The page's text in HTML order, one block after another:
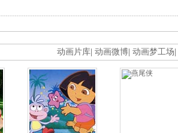
动画片库 动画微博 动画梦工场